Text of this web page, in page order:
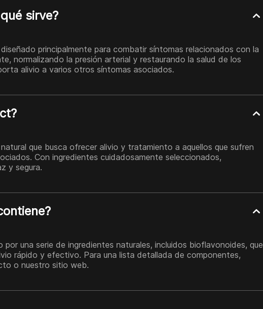
sirve?
principalmente para combatir síntomas relacionados con la
normalizando la presión arterial y restaurando la salud de los
alivio a varios otros síntomas asociados.
que busca ofrecer alivio y tratamiento a aquellos que sufren
Con ingredientes cuidadosamente seleccionados,
y segura.
una serie de ingredientes naturales, incluidos bioflavonoides, que
rápido y efectivo. Para una lista detallada de componentes,
o nuestro sitio web.